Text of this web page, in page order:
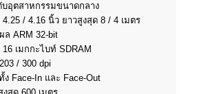
บอุตสาหกรรมขนาดกลาง
/ 4.16 นิ้ว ยาวสูงสุด 8 / 4 เมตร
ARM 32-bit
เมกกะไบท์ SDRAM
/ 300 dpi
ง Face-In และ Face-Out